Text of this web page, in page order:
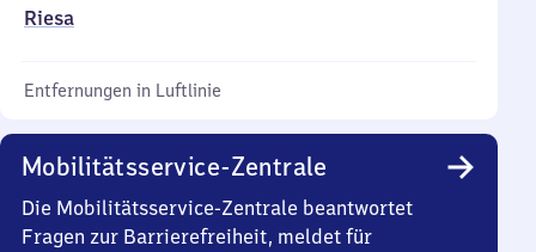
Riesa
Entfernungen in Luftlinie
Mobilitätsservice-Zentrale
Die Mobilitätsservice-Zentrale beantwortet
Fragen zur Barrierefreiheit, meldet für